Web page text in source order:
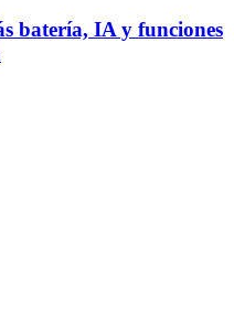
batería, IA y funciones